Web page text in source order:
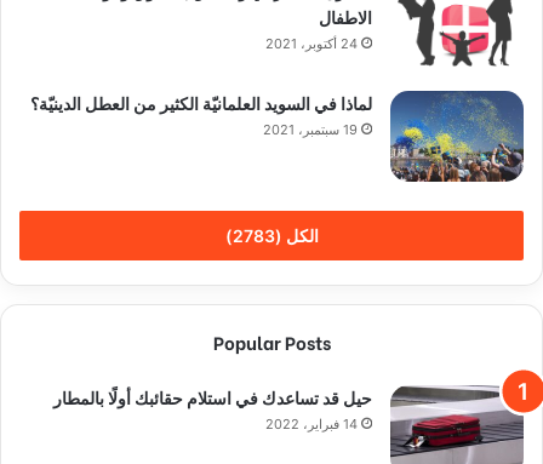
الاطفال
24 أكتوبر، 2021
لماذا في السويد العلمانيّة الكثير من العطل الدينيّة؟
19 سبتمبر، 2021
الكل (2783)
Popular Posts
حيل قد تساعدك في استلام حقائبك أولًا بالمطار
14 فبراير، 2022